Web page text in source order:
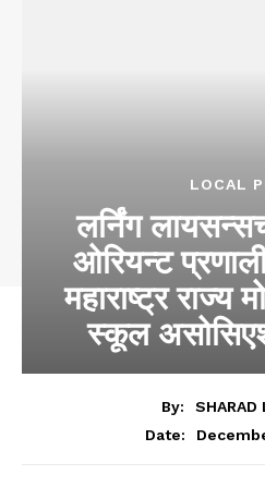
LOCAL
लर्निंग
ओरियन्ट
महाराष्ट्र राज्य
स्कूल
By:
SHARAD
Date: